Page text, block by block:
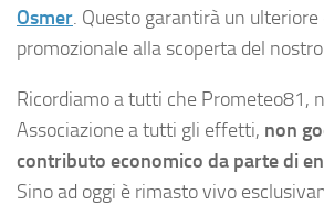
Osmer. Questo garantirà un
promozionale alla scoperta del
Ricordiamo a tutti che Prometeo81,
Associazione a tutti gli effetti, non
contributo economico da parte di
Sino ad oggi è rimasto vivo